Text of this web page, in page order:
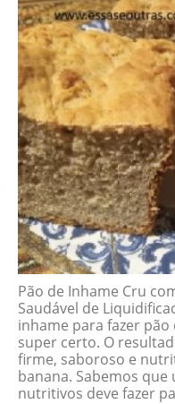
Pão de Inhame Cru
Saudável de
inhame para fazer
super certo. O
firme, saboroso e
banana. Sabemos
nutritivos deve fazer